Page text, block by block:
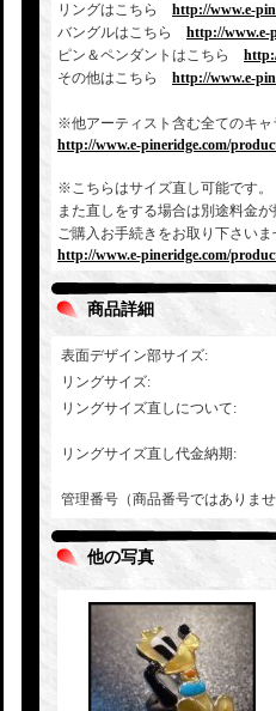
リングはこちら http://www.e-
バングルはこちら http://www.e-
ピン＆ペンダントはこちら
その他はこちら http://www.e-
※他アーティスト含む全てのキ
http://www.e-pineridge.com/
※こちらはサイズ直し可能です
また直しをする場合は別途料金
ご購入お手続きをお取り下さいま
http://www.e-pineridge.com/
商品詳細
表面デザイン部サイズ:
リングサイズ:
リングサイズ直しについて:
リングサイズ直し代金納期:
管理番号（商品番号ではありま
他の写真